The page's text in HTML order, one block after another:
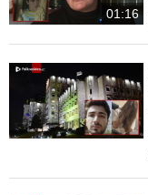
01:16